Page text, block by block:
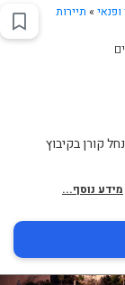
ופנאי» תיירות
קורן בקיבוץ
מידע נוסף...